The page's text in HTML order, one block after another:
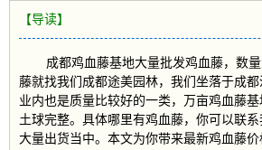
【导读】
成都鸡血藤基地大量批发鸡血藤，数
藤就找我们成都途美园林，我们坐落于成
业内也是质量比较好的一类，万亩鸡血藤
土球完整。具体哪里有鸡血藤，你可以联
大量出货当中。本文为你带来最新鸡血藤